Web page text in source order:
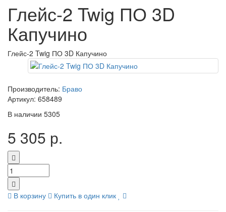
Глейс-2 Twig ПО 3D
Капучино
Глейс-2 Twig ПО 3D Капучино
Производитель: Браво
Артикул: 658489
В наличии 5305
5 305 р.
В корзину Купить в один клик